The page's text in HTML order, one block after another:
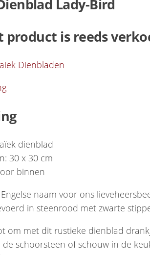
Lady-Bird
product is reeds
Dienbladen
dienblad
30 x 30 cm
binnen
naam voor ons
in steenrood met zwarte
om met dit rustieke dienblad
schoorsteen of schouw in de